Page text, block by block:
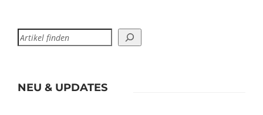
NEU & UPDATES